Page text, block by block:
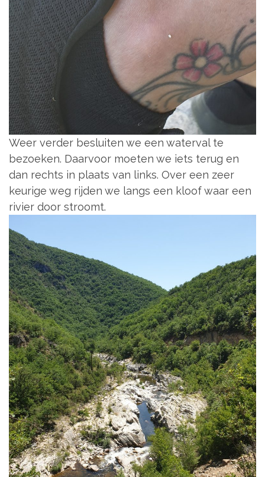
Weer verder besluiten we een waterval te
bezoeken. Daarvoor moeten we iets terug en
dan rechts in plaats van links. Over een zeer
keurige weg rijden we langs een kloof waar een
rivier door stroomt.